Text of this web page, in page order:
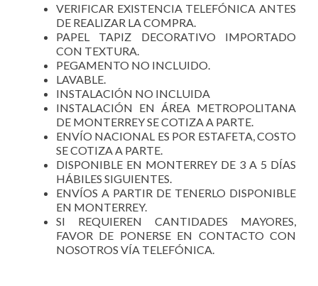
VERIFICAR EXISTENCIA TELEFÓNICA ANTES
DE REALIZAR LA COMPRA.
PAPEL TAPIZ DECORATIVO IMPORTADO
CON TEXTURA.
PEGAMENTO NO INCLUIDO.
LAVABLE.
INSTALACIÓN NO INCLUIDA
INSTALACIÓN EN ÁREA METROPOLITANA
DE MONTERREY SE COTIZA A PARTE.
ENVÍO NACIONAL ES POR ESTAFETA, COSTO
SE COTIZA A PARTE.
DISPONIBLE EN MONTERREY DE 3 A 5 DÍAS
HÁBILES SIGUIENTES.
ENVÍOS A PARTIR DE TENERLO DISPONIBLE
EN MONTERREY.
SI REQUIEREN CANTIDADES MAYORES,
FAVOR DE PONERSE EN CONTACTO CON
NOSOTROS VÍA TELEFÓNICA.